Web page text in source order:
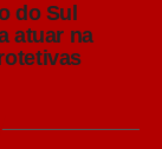
do Sul
atuar na